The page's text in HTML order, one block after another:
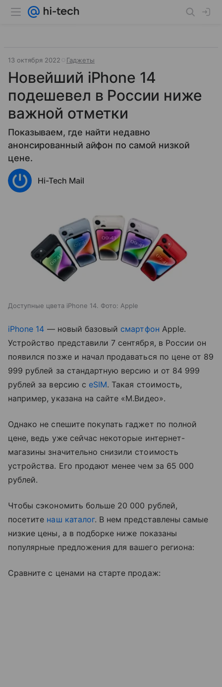
13 октября 2022 Гаджеты
Новейший iPhone 14
подешевел в России ниже
важной отметки
Показываем, где найти недавно
анонсированный айфон по самой низкой
цене.
Hi-Tech Mail
Доступные цвета iPhone 14. Фото: Apple
iPhone 14 — новый базовый смартфон Apple.
Устройство представили 7 сентября, в России он
появился позже и начал продаваться по цене от 89
999 рублей за стандартную версию и от 84 999
рублей за версию с eSIM. Такая стоимость,
например, указана на сайте «М.Видео».
Однако не спешите покупать гаджет по полной
цене, ведь уже сейчас некоторые интернет-
магазины значительно снизили стоимость
устройства. Его продают менее чем за 65 000
рублей.
Чтобы сэкономить больше 20 000 рублей,
посетите наш каталог. В нем представлены самые
низкие цены, а в подборке ниже показаны
популярные предложения для вашего региона:
Сравните с ценами на старте продаж: